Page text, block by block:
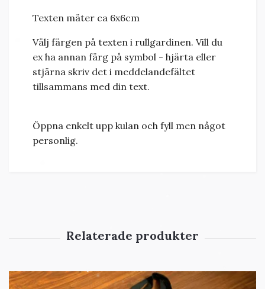
Texten mäter ca 6x6cm
Välj färgen på texten i rullgardinen. Vill du
ex ha annan färg på symbol - hjärta eller
stjärna skriv det i meddelandefältet
tillsammans med din text.
Öppna enkelt upp kulan och fyll men något
personlig.